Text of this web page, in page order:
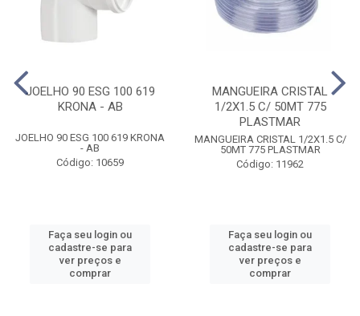
JOELHO 90 ESG 100 619
KRONA - AB
JOELHO 90 ESG 100 619 KRONA
- AB
Código: 10659
Faça seu login ou
cadastre-se para
ver preços e
comprar
MANGUEIRA CRISTAL
1/2X1.5 C/ 50MT 775
PLASTMAR
MANGUEIRA CRISTAL 1/2X1.5 C/
50MT 775 PLASTMAR
Código: 11962
Faça seu login ou
cadastre-se para
ver preços e
comprar